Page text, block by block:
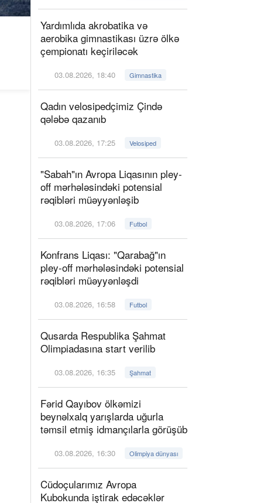
Yardımlıda akrobatika və
aerobika gimnastikası üzrə ölkə
çempionatı keçiriləcək
03.08.2026, 18:40 Gimnastika
Qadın velosipedçimiz Çində
qələbə qazanıb
03.08.2026, 17:25 Velosiped
"Sabah"ın Avropa Liqasının pley-
off mərhələsindəki potensial
rəqibləri müəyyənləşib
03.08.2026, 17:06 Futbol
Konfrans Liqası: "Qarabağ"ın
pley-off mərhələsindəki potensial
rəqibləri müəyyənləşdi
03.08.2026, 16:58 Futbol
Qusarda Respublika Şahmat
Olimpiadasına start verilib
03.08.2026, 16:35 Şahmat
Fərid Qayıbov ölkəmizi
beynəlxalq yarışlarda uğurla
təmsil etmiş idmançılarla görüşüb
03.08.2026, 16:30 Olimpiya dünyası
Cüdoçularımız Avropa
Kubokunda iştirak edəcəklər